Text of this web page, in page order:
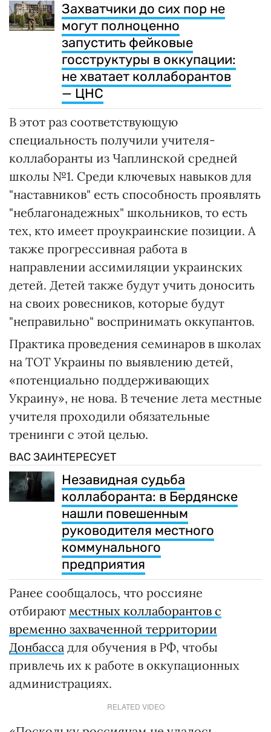
Захватчики до сих пор не
могут полноценно
запустить фейковые
госструктуры в оккупации:
не хватает коллаборантов
— ЦНС
В этот раз соответствующую
специальность получили учителя-
коллаборанты из Чаплинской средней
школы №1. Среди ключевых навыков для
"наставников" есть способность проявлять
"неблагонадежных" школьников, то есть
тех, кто имеет проукраинские позиции. А
также прогрессивная работа в
направлении ассимиляции украинских
детей. Детей также будут учить доносить
на своих ровесников, которые будут
"неправильно" воспринимать оккупантов.
Практика проведения семинаров в школах
на ТОТ Украины по выявлению детей,
«потенциально поддерживающих
Украину», не нова. В течение лета местные
учителя проходили обязательные
тренинги с этой целью.
ВАС ЗАИНТЕРЕСУЕТ
Незавидная судьба
коллаборанта: в Бердянске
нашли повешенным
руководителя местного
коммунального
предприятия
Ранее сообщалось, что россияне
отбирают местных коллаборантов с
временно захваченной территории
Донбасса для обучения в РФ, чтобы
привлечь их к работе в оккупационных
администрациях.
RELATED VIDEO